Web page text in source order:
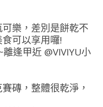
樂，差別是餅乾不
可以享用囉!
磚，整體很乾淨，